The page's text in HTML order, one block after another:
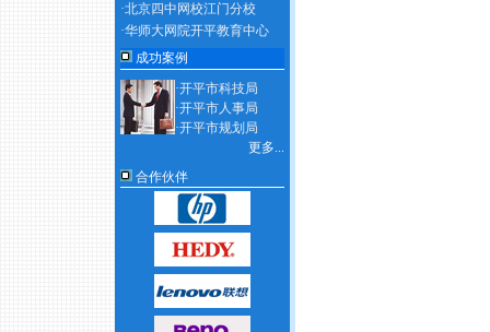
·北京四中网校江门分校
·华师大网院开平教育中心
成功案例
·开平市科技局
·开平市人事局
·开平市规划局
更多...
合作伙伴